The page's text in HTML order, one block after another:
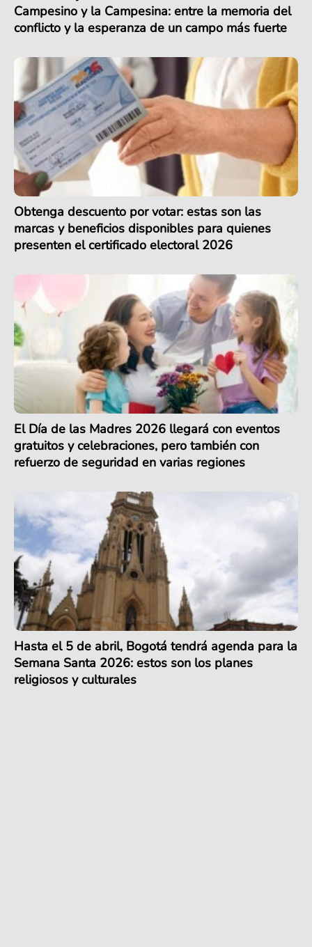
Campesino y la Campesina: entre la memoria del
conflicto y la esperanza de un campo más fuerte
Obtenga descuento por votar: estas son las
marcas y beneficios disponibles para quienes
presenten el certificado electoral 2026
El Día de las Madres 2026 llegará con eventos
gratuitos y celebraciones, pero también con
refuerzo de seguridad en varias regiones
Hasta el 5 de abril, Bogotá tendrá agenda para la
Semana Santa 2026: estos son los planes
religiosos y culturales